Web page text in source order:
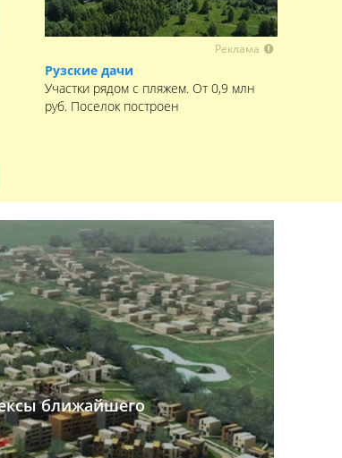
Реклама
Рузские дачи
Участки рядом с пляжем. От 0,9 млн
руб. Поселок построен
ближайшего